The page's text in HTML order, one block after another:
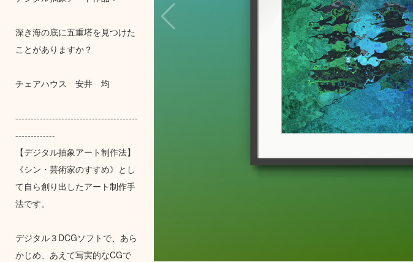
深き海の底に五重塔を見つけた
ことがありますか？
チェアハウス 安井 均
----------------------------------------
-------------
【デジタル抽象アート制作法】
《シン・芸術家のすすめ》とし
て自ら創り出したアート制作手
法です。
デジタル３DCGソフトで、あら
かじめ、あえて写実的なCGで